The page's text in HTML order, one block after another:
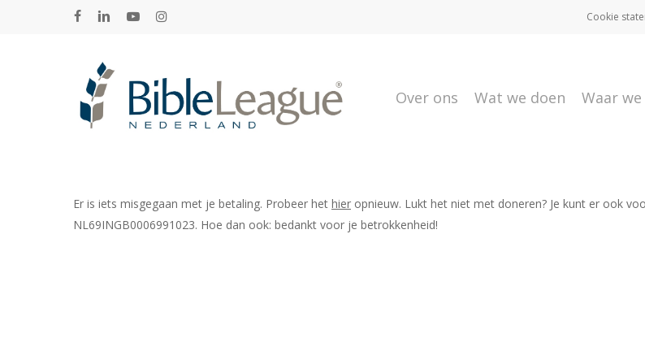
facebooklinkedinyoutubeinstagram Cookie
Hit enter to search or ESC to close
Over ons Wat we doen Waar
Er is iets misgegaan met je betaling. Probeer het hier opnieuw. Lukt het niet met doneren? Je kunt er ook
NL69INGB0006991023. Hoe dan ook: bedankt voor je betrokkenheid!